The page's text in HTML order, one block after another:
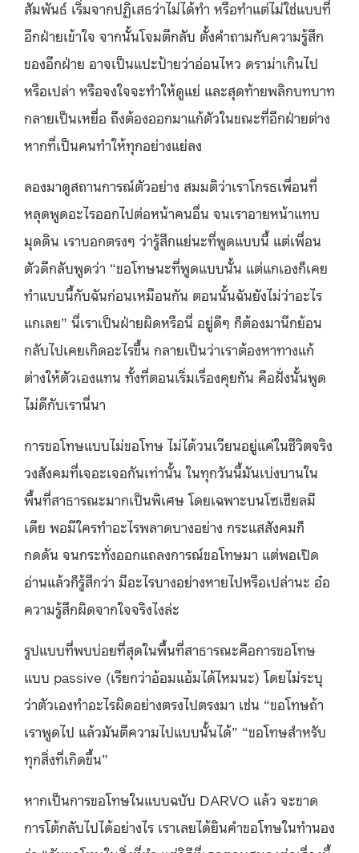
สัมพันธ์ เริ่มจากปฏิเสธว่าไม่ได้ทำ หรือทำแต่ไม่ใช่แบบที่
อีกฝ่ายเข้าใจ จากนั้นโจมตีกลับ ตั้งคำถามกับความรู้สึก
ของอีกฝ่าย อาจเป็นแปะป้ายว่าอ่อนไหว ดราม่าเกินไป
หรือเปล่า หรือจงใจจะทำให้ดูแย่ และสุดท้ายพลิกบทบาท
กลายเป็นเหยื่อ ถึงต้องออกมาแก้ตัวในขณะที่อีกฝ่ายต่าง
หากที่เป็นคนทำให้ทุกอย่างแย่ลง
ลองมาดูสถานการณ์ตัวอย่าง สมมติว่าเราโกรธเพื่อนที่
หลุดพูดอะไรออกไปต่อหน้าคนอื่น จนเราอายหน้าแทบ
มุดดิน เราบอกตรงๆ ว่ารู้สึกแย่นะที่พูดแบบนี้ แต่เพื่อน
ตัวดีกลับพูดว่า “ขอโทษนะที่พูดแบบนั้น แต่แกเองก็เคย
ทำแบบนี้กับฉันก่อนเหมือนกัน ตอนนั้นฉันยังไม่ว่าอะไร
แกเลย” นี่เราเป็นฝ่ายผิดหรือนี่ อยู่ดีๆ ก็ต้องมานึกย้อน
กลับไปเคยเกิดอะไรขึ้น กลายเป็นว่าเราต้องหาทางแก้
ต่างให้ตัวเองแทน ทั้งที่ตอนเริ่มเรื่องคุยกัน คือฝั่งนั้นพูด
ไม่ดีกับเรานี่นา
การขอโทษแบบไม่ขอโทษ ไม่ได้วนเวียนอยู่แค่ในชีวิตจริง
วงสังคมที่เจอะเจอกันเท่านั้น ในทุกวันนี้มันเบ่งบานใน
พื้นที่สาธารณะมากเป็นพิเศษ โดยเฉพาะบนโซเชียลมี
เดีย พอมีใครทำอะไรพลาดบางอย่าง กระแสสังคมก็
กดดัน จนกระทั่งออกแถลงการณ์ขอโทษมา แต่พอเปิด
อ่านแล้วก็รู้สึกว่า มีอะไรบางอย่างหายไปหรือเปล่านะ อ๋อ
ความรู้สึกผิดจากใจจริงไงล่ะ
รูปแบบที่พบบ่อยที่สุดในพื้นที่สาธารณะคือการขอโทษ
แบบ passive (เรียกว่าอ้อมแอ้มได้ไหมนะ) โดยไม่ระบุ
ว่าตัวเองทำอะไรผิดอย่างตรงไปตรงมา เช่น “ขอโทษถ้า
เราพูดไป แล้วมันตีความไปแบบนั้นได้” “ขอโทษสำหรับ
ทุกสิ่งที่เกิดขึ้น”
หากเป็นการขอโทษในแบบฉบับ DARVO แล้ว จะขาด
การโต้กลับไปได้อย่างไร เราเลยได้ยินคำขอโทษในทำนอง